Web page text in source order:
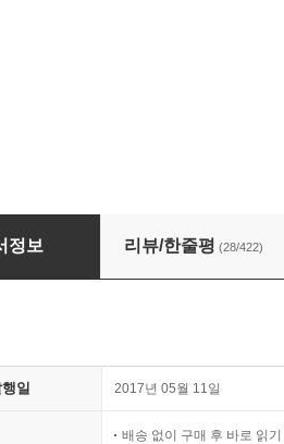
람들의 7가지 습관
정보 리뷰/한줄평 (28/422)
행일 2017년 05월 11일
배송 없이 구매 후 바로 읽기